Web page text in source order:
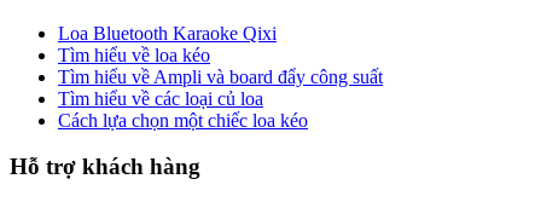
Loa Bluetooth Karaoke Qixi
Tìm hiểu về loa kéo
Tìm hiểu về Ampli và board đẩy công suất
Tìm hiểu về các loại củ loa
Cách lựa chọn một chiếc loa kéo
Hỗ trợ khách hàng